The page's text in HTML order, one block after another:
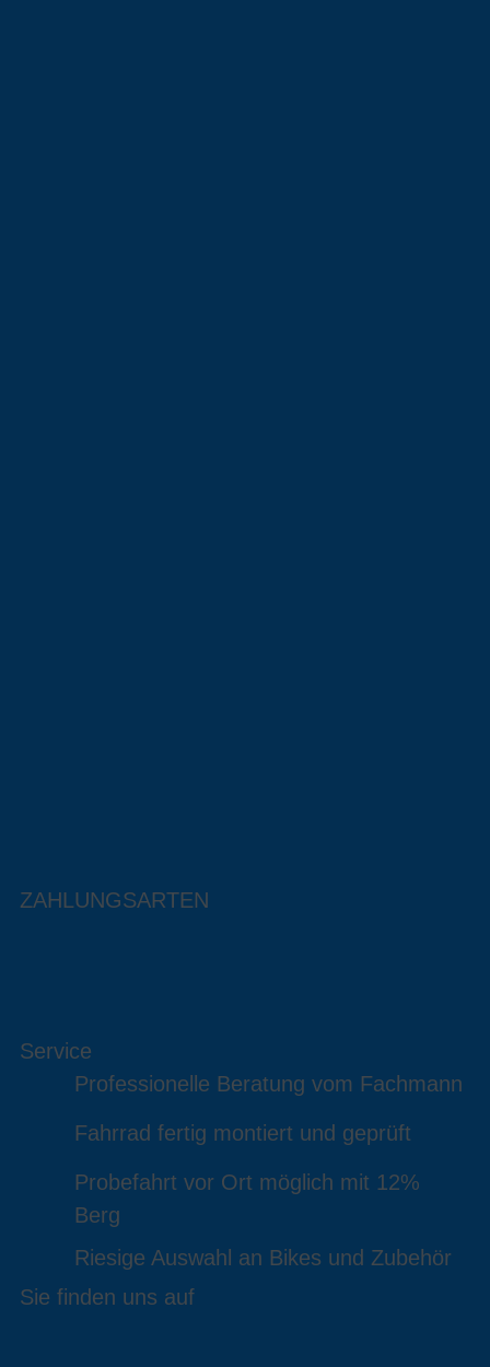
ZAHLUNGSARTEN
Service
Professionelle Beratung vom Fachmann
Fahrrad fertig montiert und geprüft
Probefahrt vor Ort möglich mit 12%
Berg
Riesige Auswahl an Bikes und Zubehör
Sie finden uns auf